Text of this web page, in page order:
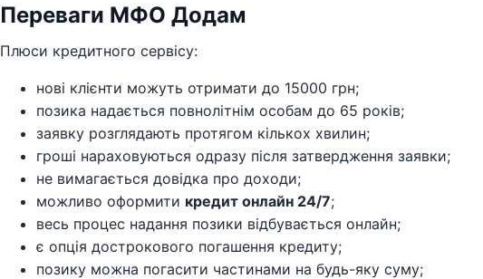
Переваги МФО Додам
Плюси кредитного сервісу:
нові клієнти можуть отримати до 15000 грн;
позика надається повнолітнім особам до 65 років;
заявку розглядають протягом кількох хвилин;
гроші нараховуються одразу після затвердження заявки;
не вимагається довідка про доходи;
можливо оформити кредит онлайн 24/7;
весь процес надання позики відбувається онлайн;
є опція дострокового погашення кредиту;
позику можна погасити частинами на будь-яку суму;